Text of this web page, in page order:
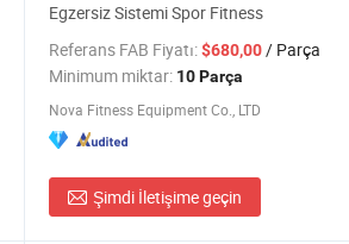
Egzersiz Sistemi Spor Fitness
Referans FAB Fiyatı:$680,00/ Parça
Minimum miktar: 10 Parça
Nova Fitness Equipment Co., LTD
Şimdi İletişime geçin